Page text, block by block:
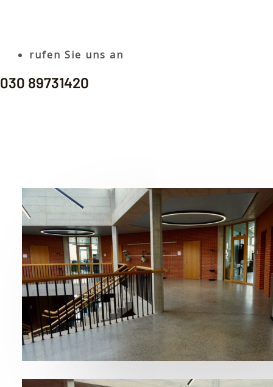
rufen Sie uns an
030 89731420